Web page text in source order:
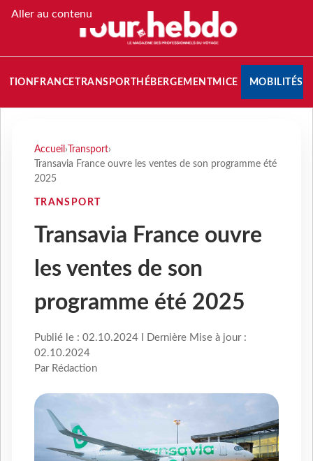
Aller au contenu
FRANCETRANSPORT HÉBERGEMENTMICE MOBILITÉS
Accueil › Transport›
Transavia France ouvre les ventes de son programme été
2025
TRANSPORT
Transavia France ouvre
les ventes de son
programme été 2025
Publié le : 02.10.2024 I Dernière Mise à jour :
02.10.2024
Par Rédaction